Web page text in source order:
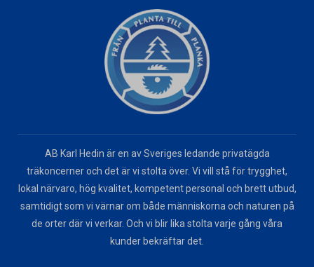
AB Karl Hedin är en av Sveriges ledande privatägda
träkoncerner och det är vi stolta över. Vi vill stå för trygghet,
lokal närvaro, hög kvalitet, kompetent personal och brett utbud,
samtidigt som vi värnar om både människorna och naturen på
de orter där vi verkar. Och vi blir lika stolta varje gång våra
kunder bekräftar det.